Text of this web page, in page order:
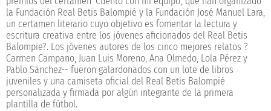
la Fundación Real Betis Balompié y la Fundación José Manuel Lara,
un certamen literario cuyo objetivo es fomentar la lectura y
escritura creativa entre los jóvenes aficionados del Real Betis
Balompie?. Los jóvenes autores de los cinco mejores relatos ?
Carmen Campano, Juan Luis Moreno, Ana Olmedo, Lola Pérez y
Pablo Sánchez-- fueron galardonados con un lote de libros
juveniles y una camiseta oficial del Real Betis Balompié
personalizada y firmada por algún integrante de la primera
plantilla de fútbol.